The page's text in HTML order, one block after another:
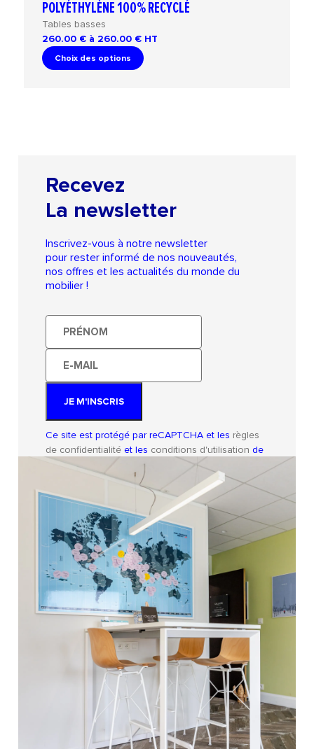
POLYÉTHYLÈNE 100% RECYCLÉ
Tables basses
260.00 € à 260.00 € HT
Choix des options
Recevez
La newsletter
Inscrivez-vous à notre newsletter
pour rester informé de nos nouveautés,
nos offres et les actualités du monde du
mobilier !
Prénom
E-
mail
JE M'INSCRIS
Ce site est protégé par reCAPTCHA et les règles
de confidentialitéet les conditions d'utilisation de
Google s'appliquent.